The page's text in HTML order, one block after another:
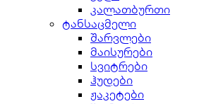
კალათბურთი
ტანსაცმელი
შარვლები
მაისურები
სვიტრები
ჰუდები
ჟაკეტები